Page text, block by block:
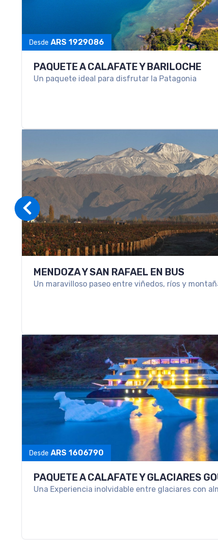
PAQUETE A SALTA Y PURMAMARCA
Una escapada para conocer lo mejor del Norte
SKI EN USHUAIA
Ski en Ushuaia: viví la nieve en el fin del mundo
Desde ARS 1036720
ESCAPADA A SAN MARTIN DE LOS
Un viaje ideal para desconectar y disfrutar la